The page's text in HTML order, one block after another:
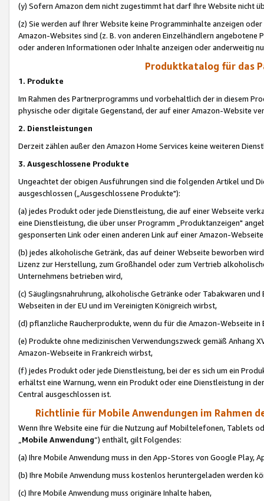
(y) Sofern Amazon dem nicht zugestimmt hat darf Ihre Website nicht
(z) Sie werden auf Ihrer Website keine Programminhalte anzeigen
Amazon-Websites sind (z. B. von anderen Einzelhändlern
oder anderen Informationen oder Inhalte anzeigen oder anderweitig
Produktkatalog für das
1. Produkte
Im Rahmen des Partnerprogramms und vorbehaltlich der in diesem
physische oder digitale Gegenstand, der auf einer Amazon-Website
2. Dienstleistungen
Derzeit zählen außer den Amazon Home Services keine weiteren
3. Ausgeschlossene Produkte
Ungeachtet der obigen Ausführungen sind die folgenden Artikel und
ausgeschlossen („Ausgeschlossene Produkte"):
(a) jedes Produkt oder jede Dienstleistung, die auf einer Webseite
eine Dienstleistung, die über unser Programm „Produktanzeigen"
gesponserten Link oder einen anderen Link auf einer Amazon-
(b) jedes alkoholische Getränk, das auf deiner Webseite beworben
Lizenz zur Herstellung, zum Großhandel oder zum Vertrieb
Unternehmens betrieben wird,
(c) Säuglingsnahruhrung, alkoholische Getränke oder Tabakwaren
Webseiten in der EU und im Vereinigten Königreich wirbst,
(d) pflanzliche Raucherprodukte, wenn du für die Amazon-Webseite in
(e) Produkte ohne medizinischen Verwendungszweck gemäß Anhang
Amazon-Webseite in Frankreich wirbst,
(f) jedes Produkt oder jede Dienstleistung, bei der es sich um ein
erhältst eine Warnung, wenn ein Produkt oder eine Dienstleistung in
Central ausgeschlossen ist.
Richtlinie für Mobile Anwendungen im Rahmen
Wenn Ihre Website eine für die Nutzung auf Mobiltelefonen, Tablets
„Mobile Anwendung“) enthält, gilt Folgendes:
(a) Ihre Mobile Anwendung muss in den App-Stores von Google Play,
(b) Ihre Mobile Anwendung muss kostenlos heruntergeladen werden
(c) Ihre Mobile Anwendung muss originäre Inhalte haben,